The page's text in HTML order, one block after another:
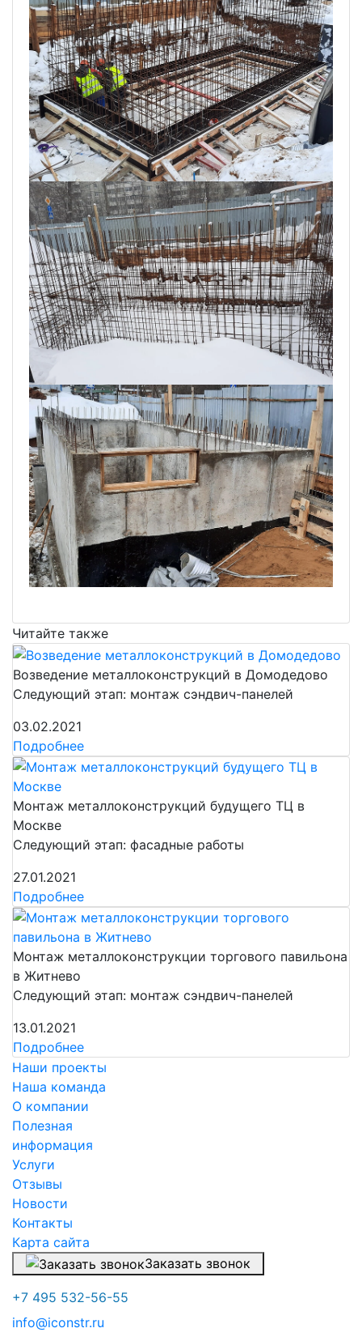
Читайте также
Возведение металлоконструкций в Домодедово
Следующий этап: монтаж сэндвич-панелей
03.02.2021
Подробнее
Монтаж металлоконструкций будущего ТЦ в
Москве
Следующий этап: фасадные работы
27.01.2021
Подробнее
Монтаж металлоконструкции торгового павильона
в Житнево
Следующий этап: монтаж сэндвич-панелей
13.01.2021
Подробнее
Наши проекты
Наша команда
О компании
Полезная
информация
Услуги
Отзывы
Новости
Контакты
Карта сайта
Заказать звонок
+7 495 532-56-55
info@iconstr.ru